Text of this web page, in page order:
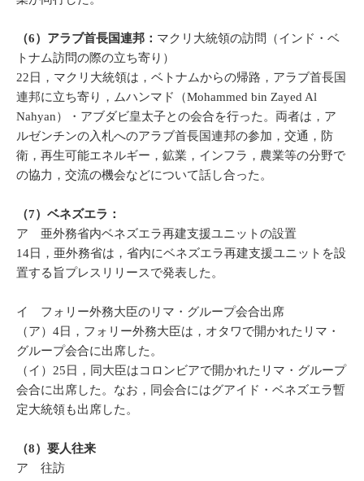
（6）アラブ首長国連邦： マクリ大統領の訪問（インド・ベ
トナム訪問の際の立ち寄り）
22日，マクリ大統領は，ベトナムからの帰路，アラブ首長国
連邦に立ち寄り，ムハンマド（Mohammed bin Zayed Al
Nahyan）・アブダビ皇太子との会合を行った。両者は，ア
ルゼンチンの入札へのアラブ首長国連邦の参加，交通，防
衛，再生可能エネルギー，鉱業，インフラ，農業等の分野で
の協力，交流の機会などについて話し合った。
（7）ベネズエラ：
ア 亜外務省内ベネズエラ再建支援ユニットの設置
14日，亜外務省は，省内にベネズエラ再建支援ユニットを設
置する旨プレスリリースで発表した。
イ フォリー外務大臣のリマ・グループ会合出席
（ア）4日，フォリー外務大臣は，オタワで開かれたリマ・
グループ会合に出席した。
（イ）25日，同大臣はコロンビアで開かれたリマ・グループ
会合に出席した。なお，同会合にはグアイド・ベネズエラ暫
定大統領も出席した。
（8）要人往来
ア 往訪